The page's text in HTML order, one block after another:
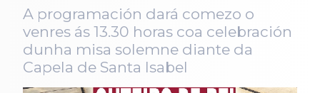
A programación dará comezo o
venres ás 13.30 horas coa celebración
dunha misa solemne diante da
Capela de Santa Isabel